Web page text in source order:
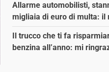
Allarme automobilisti,
migliaia di euro di multa:
Il trucco che ti fa
benzina all’anno: mi